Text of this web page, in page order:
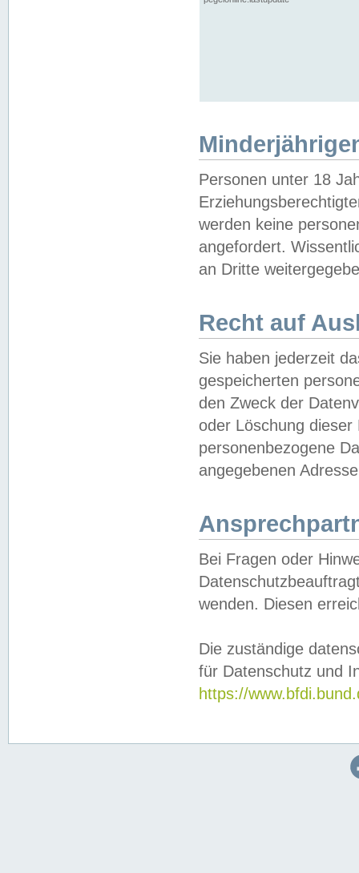
Personen unter 18
werden keine
angefordert.
an Dritte
Recht auf
Sie haben jederzeit
gespeicherten
den Zweck der
oder Löschung
personenbezogene
angegebenen
Bei Fragen oder
wenden. Diesen
Die zuständige
für Datenschutz und
https://